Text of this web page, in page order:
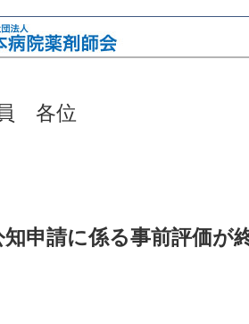
各位
知申請に係る事前評価が